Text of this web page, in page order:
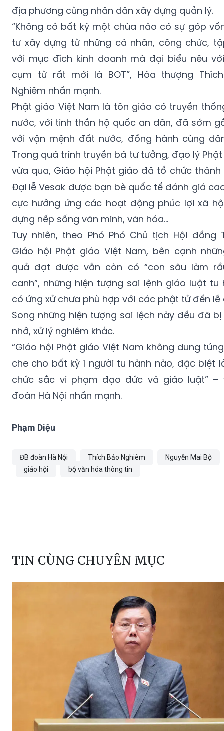
tư xây dựng từ những cá nhân, công chức,
với mục đích kinh doanh mà đại biểu nêu
cụm từ rất mới là BOT”, Hòa thượng
Nghiêm nhấn mạnh.
Phật giáo Việt Nam là tôn giáo có truyền
nước, với tinh thần hộ quốc an dân, đã sớm
với vận mệnh đất nước, đồng hành cùng
Trong quá trình truyền bá tư tưởng, đạo lý
vừa qua, Giáo hội Phật giáo đã tổ chức
Đại lễ Vesak được bạn bè quốc tế đánh giá
cực hưởng ứng các hoạt động phúc lợi xã
dựng nếp sống văn minh, văn hóa...
Tuy nhiên, theo Phó Phó Chủ tịch Hội đồng
Giáo hội Phật giáo Việt Nam, bên cạnh
quả đạt được vẫn còn có “con sâu làm
canh”, những hiện tượng sai lệnh giáo luật tu
có ứng xử chưa phù hợp với các phật tử đến lễ
Song những hiện tượng sai lệch này đều đã
nhở, xử lý nghiêm khắc.
“Giáo hội Phật giáo Việt Nam không dung
che cho bất kỳ 1 người tu hành nào, đặc biệt
chức sắc vi phạm đạo đức và giáo luật” –
đoàn Hà Nội nhấn mạnh.
Phạm Diệu
ĐB đoàn Hà Nội
Trình Quốc hội việc thành lập TP Quảng